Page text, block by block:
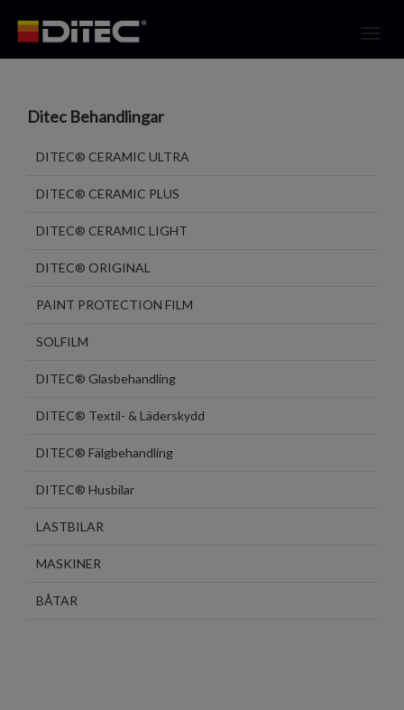
Ditec Behandlingar
DITEC® CERAMIC ULTRA
DITEC® CERAMIC PLUS
DITEC® CERAMIC LIGHT
DITEC® ORIGINAL
PAINT PROTECTION FILM
SOLFILM
DITEC® Glasbehandling
DITEC® Textil- & Läderskydd
DITEC® Fälgbehandling
DITEC® Husbilar
LASTBILAR
MASKINER
BÅTAR